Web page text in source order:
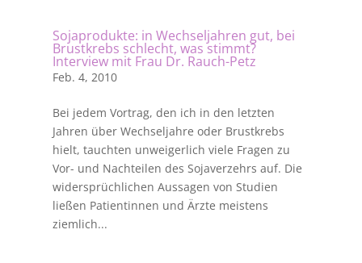
Sojaprodukte: in Wechseljahren gut, bei
Brustkrebs schlecht, was stimmt?
Interview mit Frau Dr. Rauch-Petz
Feb. 4, 2010
Bei jedem Vortrag, den ich in den letzten
Jahren über Wechseljahre oder Brustkrebs
hielt, tauchten unweigerlich viele Fragen zu
Vor- und Nachteilen des Sojaverzehrs auf. Die
widersprüchlichen Aussagen von Studien
ließen Patientinnen und Ärzte meistens
ziemlich...